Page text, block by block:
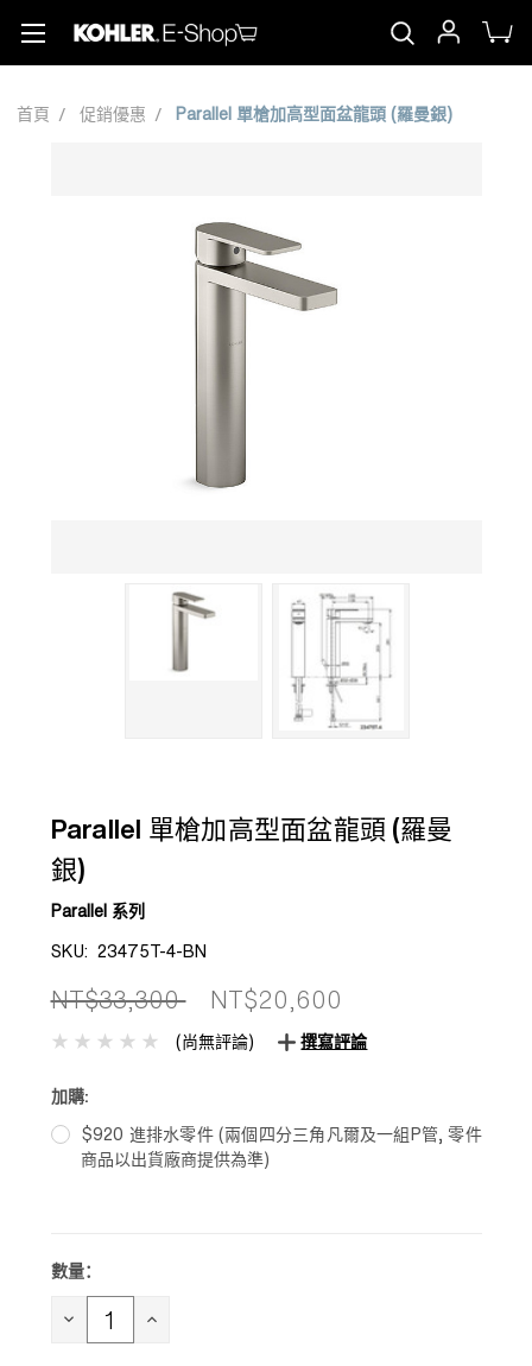
首頁 促銷優惠 Parallel 單槍加高型面盆龍頭 (羅曼銀)
Parallel 單槍加高型面盆龍頭 (羅曼
銀)
Parallel 系列
SKU: 23475T-4-BN
NT$33,300 NT$20,600
(尚無評論) 撰寫評論
加購:
$920 進排水零件 (兩個四分三角凡爾及一組P管, 零件
商品以出貨廠商提供為準)
目前
存：
數量：
減 增